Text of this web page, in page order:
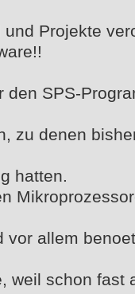
Projekte
den SPS-
zu denen
hatten.
vor allem
weil schon fast